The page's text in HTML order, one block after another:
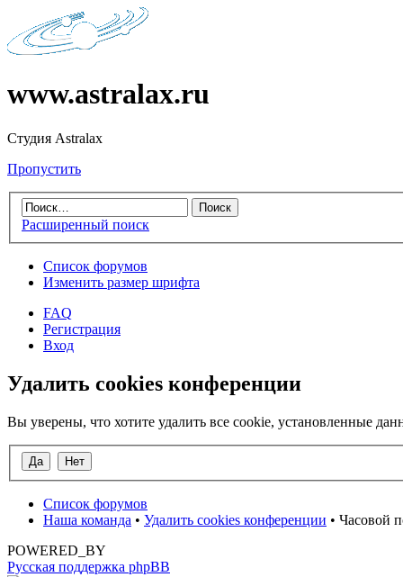
www.astralax.ru
Студия Astralax
Пропустить
Расширенный поиск
Список форумов
Изменить размер шрифта
FAQ
Регистрация
Вход
Удалить cookies конференции
Вы уверены, что хотите удалить все cookie, установленные
Список форумов
Наша команда • Удалить cookies конференции • Часовой
POWERED_BY
Русская поддержка phpBB